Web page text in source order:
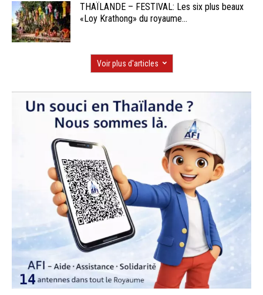
THAÏLANDE – FESTIVAL: Les six plus beaux
«Loy Krathong» du royaume...
Voir plus d'articles